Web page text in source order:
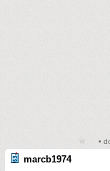
•
marcb1974